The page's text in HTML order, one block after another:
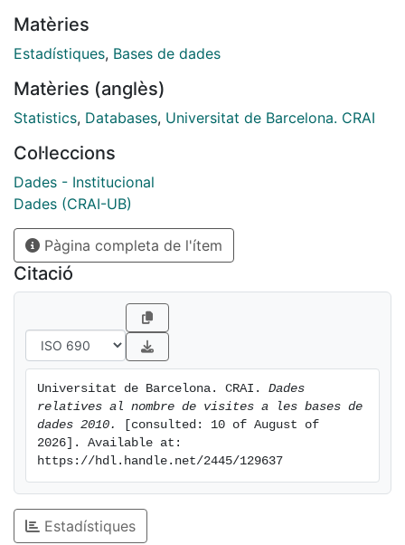
Matèries
Estadístiques, Bases de dades
Matèries (anglès)
Statistics, Databases, Universitat de Barcelona. CRAI
Col·leccions
Dades - Institucional
Dades (CRAI-UB)
Pàgina completa de l'ítem
Citació
Universitat de Barcelona. CRAI. Dades
relatives al nombre de visites a les bases de
dades 2010.
[consulted: 10 of August of
2026]. Available at:
https://hdl.handle.net/2445/129637
Estadístiques